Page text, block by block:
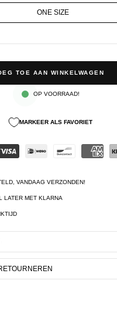
ONE SIZE
TOE AAN WINKELWAGEN
OP VOORRAAD!
MARKEER ALS FAVORIET
VANDAAG VERZONDEN!
LATER MET KLARNA